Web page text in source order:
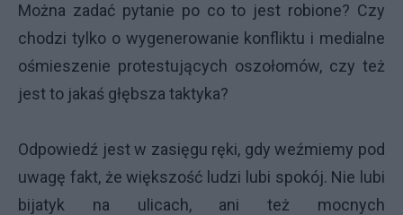
Można zadać pytanie po co to jest robione? Czy
chodzi tylko o wygenerowanie konfliktu i medialne
ośmieszenie protestujących oszołomów, czy też
jest to jakaś głębsza taktyka?
Odpowiedź jest w zasięgu ręki, gdy weźmiemy pod
uwagę fakt, że większość ludzi lubi spokój. Nie lubi
bijatyk na ulicach, ani też mocnych